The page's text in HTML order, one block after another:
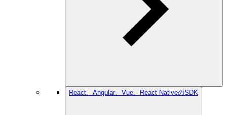
React、Angular、Vue、React NativeのSDK